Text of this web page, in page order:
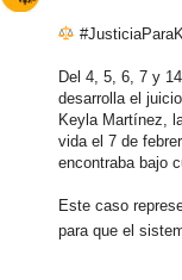
Del 4, 5, 6, 7 y
desarrolla el
Keyla Martínez,
vida el 7 de
encontraba bajo
Este caso
para que el